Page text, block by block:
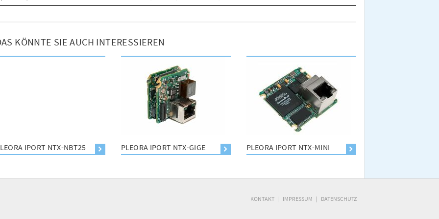
KÖNNTE SIE AUCH INTERESSIEREN
IPORT NTX-NBT25 PLEORA IPORT NTX-GIGE PLEORA IPORT NTX-MINI
KONTAKT IMPRESSUM DATENSCHUTZ